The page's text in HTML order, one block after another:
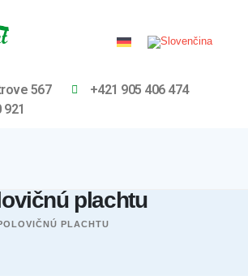
567
+421 905 406 474
921
plachtu
PLACHTU